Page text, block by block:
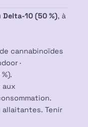
Delta-10 (50 %), à
de cannabinoïdes
·
aux
Tenir